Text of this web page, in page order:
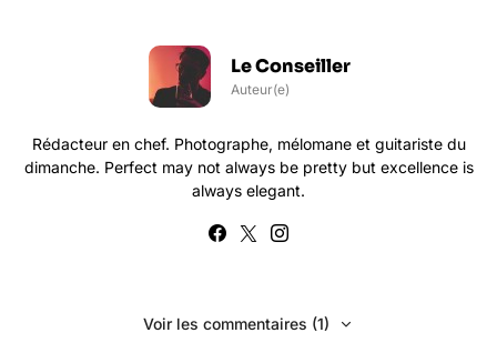
Le Conseiller
Auteur(e)
Rédacteur en chef. Photographe, mélomane et guitariste du
dimanche. Perfect may not always be pretty but excellence is
always elegant.
Voir les commentaires (1)